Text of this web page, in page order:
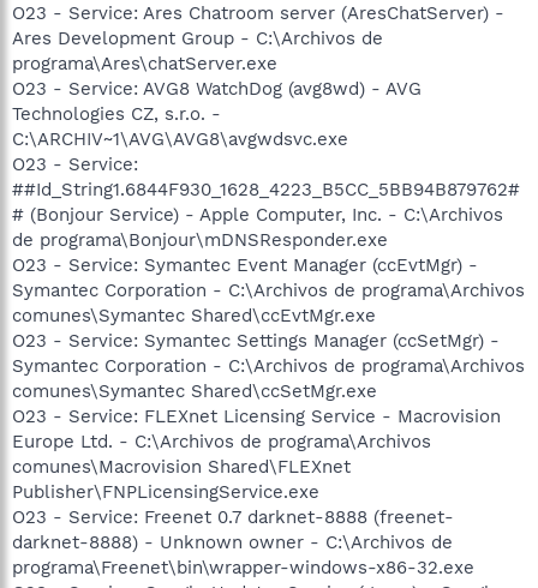
O23 - Service: Ares Chatroom server (AresChatServer) -
Ares Development Group - C:\Archivos de
programa\Ares\chatServer.exe
O23 - Service: AVG8 WatchDog (avg8wd) - AVG
Technologies CZ, s.r.o. -
C:\ARCHIV~1\AVG\AVG8\avgwdsvc.exe
O23 - Service:
##Id_String1.6844F930_1628_4223_B5CC_5BB94B879762#
# (Bonjour Service) - Apple Computer, Inc. - C:\Archivos
de programa\Bonjour\mDNSResponder.exe
O23 - Service: Symantec Event Manager (ccEvtMgr) -
Symantec Corporation - C:\Archivos de programa\Archivos
comunes\Symantec Shared\ccEvtMgr.exe
O23 - Service: Symantec Settings Manager (ccSetMgr) -
Symantec Corporation - C:\Archivos de programa\Archivos
comunes\Symantec Shared\ccSetMgr.exe
O23 - Service: FLEXnet Licensing Service - Macrovision
Europe Ltd. - C:\Archivos de programa\Archivos
comunes\Macrovision Shared\FLEXnet
Publisher\FNPLicensingService.exe
O23 - Service: Freenet 0.7 darknet-8888 (freenet-
darknet-8888) - Unknown owner - C:\Archivos de
programa\Freenet\bin\wrapper-windows-x86-32.exe